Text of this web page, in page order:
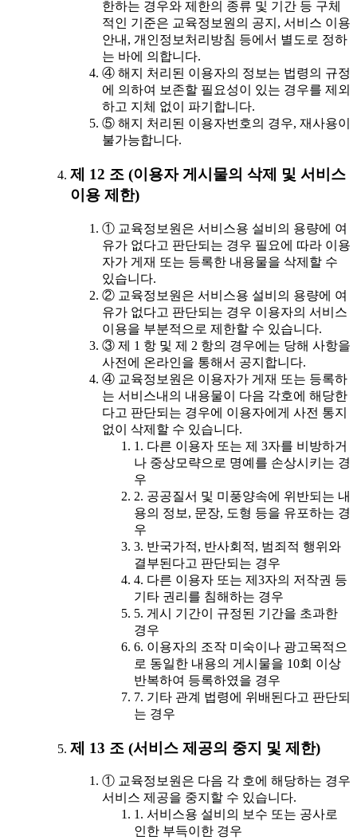
한하는 경우와 제한의 종류 및 기간 등 구체
적인 기준은 교육정보원의 공지, 서비스 이용
안내, 개인정보처리방침 등에서 별도로 정하
는 바에 의합니다.
④ 해지 처리된 이용자의 정보는 법령의 규정
에 의하여 보존할 필요성이 있는 경우를 제외
하고 지체 없이 파기합니다.
⑤ 해지 처리된 이용자번호의 경우, 재사용이
불가능합니다.
제 12 조 (이용자 게시물의 삭제 및 서비스
이용 제한)
① 교육정보원은 서비스용 설비의 용량에 여
유가 없다고 판단되는 경우 필요에 따라 이용
자가 게재 또는 등록한 내용물을 삭제할 수
있습니다.
② 교육정보원은 서비스용 설비의 용량에 여
유가 없다고 판단되는 경우 이용자의 서비스
이용을 부분적으로 제한할 수 있습니다.
③ 제 1 항 및 제 2 항의 경우에는 당해 사항을
사전에 온라인을 통해서 공지합니다.
④ 교육정보원은 이용자가 게재 또는 등록하
는 서비스내의 내용물이 다음 각호에 해당한
다고 판단되는 경우에 이용자에게 사전 통지
없이 삭제할 수 있습니다.
1. 다른 이용자 또는 제 3자를 비방하거
나 중상모략으로 명예를 손상시키는 경
우
2. 공공질서 및 미풍양속에 위반되는 내
용의 정보, 문장, 도형 등을 유포하는 경
우
3. 반국가적, 반사회적, 범죄적 행위와
결부된다고 판단되는 경우
4. 다른 이용자 또는 제3자의 저작권 등
기타 권리를 침해하는 경우
5. 게시 기간이 규정된 기간을 초과한
경우
6. 이용자의 조작 미숙이나 광고목적으
로 동일한 내용의 게시물을 10회 이상
반복하여 등록하였을 경우
7. 기타 관계 법령에 위배된다고 판단되
는 경우
제 13 조 (서비스 제공의 중지 및 제한)
① 교육정보원은 다음 각 호에 해당하는 경우
서비스 제공을 중지할 수 있습니다.
1. 서비스용 설비의 보수 또는 공사로
인한 부득이한 경우